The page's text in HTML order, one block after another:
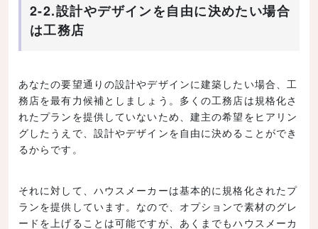
2-2.設計やデザインを自由に決めたい場合
は工務店
あなたの要望通りの設計やデザインに建築したい場合、工
務店を最有力候補としましょう。多くの工務店は規格化さ
れたプランを提供していないため、建主の希望をヒアリン
グしたうえで、設計やデザインを自由に決めることができ
るからです。
それに対して、ハウスメーカーは基本的に規格化されたプ
ランを提供しています。なので、オプションで素材のグレ
ードを上げることは可能ですが、あくまでもハウスメーカ